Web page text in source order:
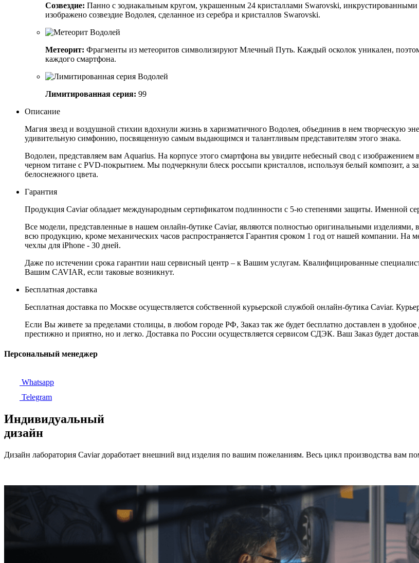
Созвездие: Панно с зодиакальным кругом, украшенным 24 кристаллами Swarovski, инкрустированными
изображено созвездие Водолея, сделанное из серебра и кристаллов Swarovski.
Метеорит: Фрагменты из метеоритов символизируют Млечный Путь. Каждый осколок уникален,
каждого смартфона.
Лимитированная серия: 99
Описание
Магия звезд и воздушной стихии вдохнули жизнь в харизматичного Водолея, объединив в нем творческую
удивительную симфонию, посвященную самым выдающимся и талантливым представителям этого знака.
Водолеи, представляем вам Aquarius. На корпусе этого смартфона вы увидите небесный свод с изображением
черном титане с PVD-покрытием. Мы подчеркнули блеск россыпи кристаллов, используя белый композит, а
белоснежного цвета.
Гарантия
Продукция Caviar обладает международным сертификатом подлинности с 5-ю степенями защиты. Именной
Все модели, представленные в нашем онлайн-бутике Caviar, являются полностью оригинальными
всю продукцию, кроме механических часов распространяется Гарантия сроком 1 год от нашей компании. На
чехлы для iPhone - 30 дней.
Даже по истечении срока гарантии наш сервисный центр – к Вашим услугам. Квалифицированные
Вашим CAVIAR, если таковые возникнут.
Бесплатная доставка
Бесплатная доставка по Москве осуществляется собственной курьерской службой онлайн-бутика Caviar.
Если Вы живете за пределами столицы, в любом городе РФ, Заказ так же будет бесплатно доставлен в
престижно и приятно, но и легко. Доставка по России осуществляется сервисом СДЭК. Ваш Заказ будет
Персональный менеджер
Whatsapp
Telegram
Индивидуальный
дизайн
Дизайн лаборатория Caviar доработает внешний вид изделия по вашим пожеланиям. Весь цикл производства вам